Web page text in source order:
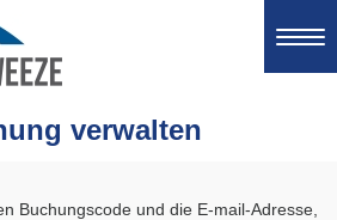
verwalten
Buchungscode und die E-mail-Adresse,